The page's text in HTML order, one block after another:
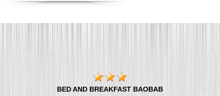
BED AND BREAKFAST BAOBAB